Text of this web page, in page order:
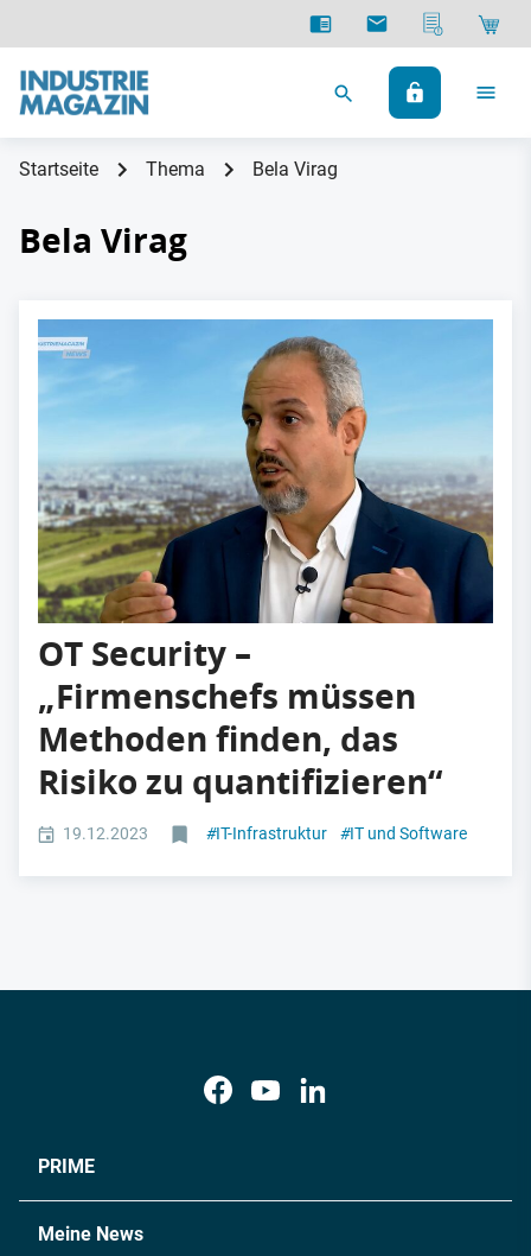
Startseite Thema Bela Virag
Bela Virag
OT Security –
„Firmenschefs müssen
Methoden finden, das
Risiko zu quantifizieren“
19.12.2023 #IT-Infrastruktur #IT und Software
PRIME
Meine News